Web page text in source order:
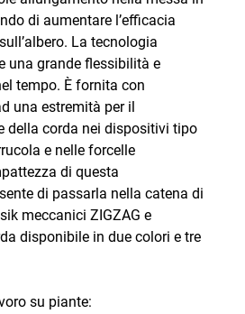
di aumentare l’efficacia
La tecnologia
una grande flessibilità e
tempo. È fornita con
una estremità per il
della corda nei dispositivi tipo
e nelle forcelle
di questa
di passarla nella catena di
meccanici ZIGZAG e
disponibile in due colori e tre
su piante: